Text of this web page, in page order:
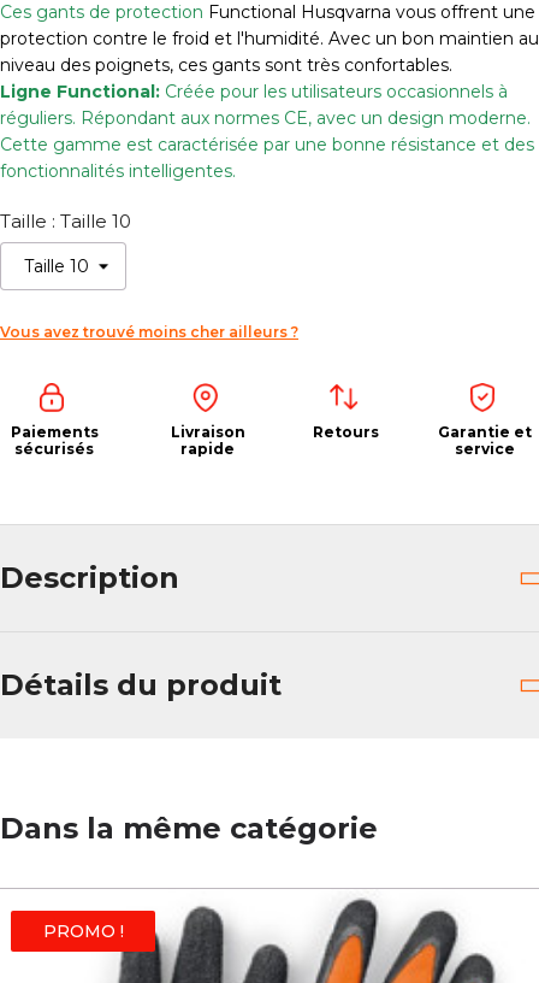
Ces gants de protection Functional Husqvarna vous offrent une
protection contre le froid et l'humidité. Avec un bon maintien au
niveau des poignets, ces gants sont très confortables.
Ligne Functional: Créée pour les utilisateurs occasionnels à
réguliers. Répondant aux normes CE, avec un design moderne.
Cette gamme est caractérisée par une bonne résistance et des
fonctionnalités intelligentes.
Taille : Taille 10
Vous avez trouvé moins cher ailleurs ?
Paiements
sécurisés
Livraison
rapide
Retours
Garantie et
service
Description
Détails du produit
Dans la même catégorie
PROMO !